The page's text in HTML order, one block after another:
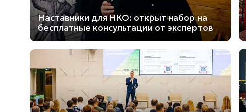
Наставники для НКО: открыт набор на
бесплатные консультации от экспертов